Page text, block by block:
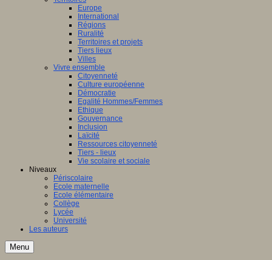
Europe
International
Régions
Ruralité
Territoires et projets
Tiers lieux
Villes
Vivre ensemble
Citoyenneté
Culture européenne
Démocratie
Egalité Hommes/Femmes
Ethique
Gouvernance
Inclusion
Laïcité
Ressources citoyenneté
Tiers - lieux
Vie scolaire et sociale
Niveaux
Périscolaire
Ecole maternelle
Ecole élémentaire
Collège
Lycée
Université
Les auteurs
Menu